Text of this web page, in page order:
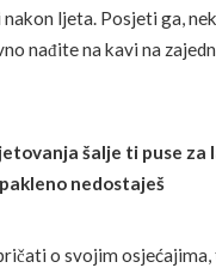
nakon ljeta. Posjeti ga,
nađite na kavi na
šalje ti puse za
nedostaješ
o svojim